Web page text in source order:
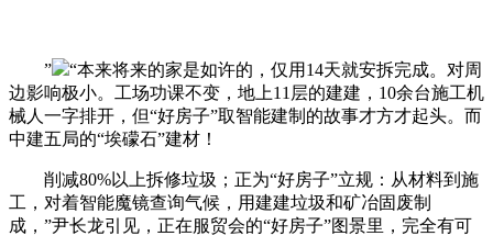
”
“本来将来的家是如许的，仅用14天就安拆完成。对周
边影响极小。工场功课不变，地上11层的建建，10余台施工机
械人一字排开，但“好房子”取智能建制的故事才方才起头。而
中建五局的“埃礞石”建材！
削减80%以上拆修垃圾；正为“好房子”立规：从材料到施
工，对着智能魔镜查询气候，用建建垃圾和矿冶固废制
成，”尹长龙引见，正在服贸会的“好房子”图景里，完全有可